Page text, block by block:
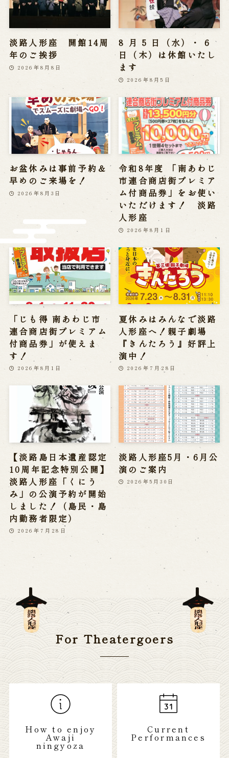
Contact Us
FAQ Email us Call us
Reservation
Online Reservation
Reservation via e-mail form
Phone Reservations
求人情報
※株式会社うずのくに南あわじの求人情報ページへ移動します
関連施設
通販サイトうずのくに
道の駅うずしお
うずの丘大鳴門橋記念館
淡路人形座 開館14周
年のご挨拶
2026年8月8日
8 月 5 日（水）・ 6
日（木）は休館いたし
ます
2026年8月5日
お盆休みは事前予約＆
早めのご来場を！
2026年8月3日
令和8年度 「南あわじ
市連合商店街プレミア
ム付商品券」をお使い
いただけます！ 淡路
人形座
2026年8月1日
「じも得 南あわじ市
連合商店街プレミアム
付商品券」が使えま
す！
2026年8月1日
夏休みはみんなで淡路
人形座へ！親子劇場
『きんたろう』好評上
演中！
2026年7月28日
【淡路島日本遺産認定
10周年記念特別公開】
淡路人形座「くにう
み」の公演予約が開始
しました！（島民・島
内勤務者限定）
2026年7月28日
淡路人形座5月・6月公
演のご案内
2026年5月30日
For Theatergoers
How to enjoy
Awaji
ningyoza
Current
Performances